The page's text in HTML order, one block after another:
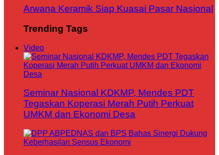
Arwana Keramik Siap Kuasai Pasar Nasional
Trending Tags
Video
Seminar Nasional KDKMP, Mendes PDT
Tegaskan Koperasi Merah Putih Perkuat
UMKM dan Ekonomi Desa